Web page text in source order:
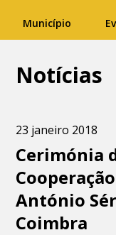
Município
Notícias
23 janeiro 2018
Cerimónia
António
Coimbra